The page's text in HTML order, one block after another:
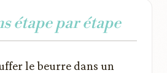
étape par étape
le beurre dans un